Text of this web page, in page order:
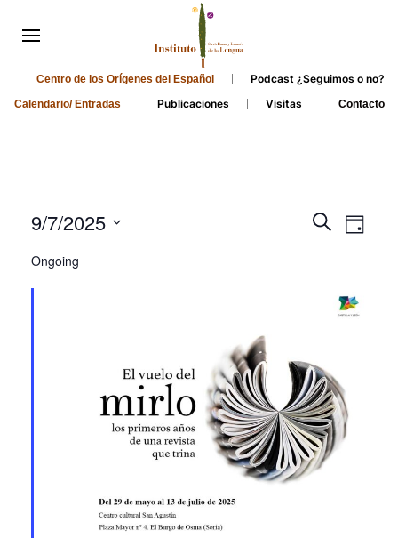
Centro de los Orígenes del Español Podcast ¿Seguimos o no?
Calendario/ Entradas Publicaciones Visitas Contacto
Events
and
Views
Search
Day
9/7/2025
date.
Ongoing